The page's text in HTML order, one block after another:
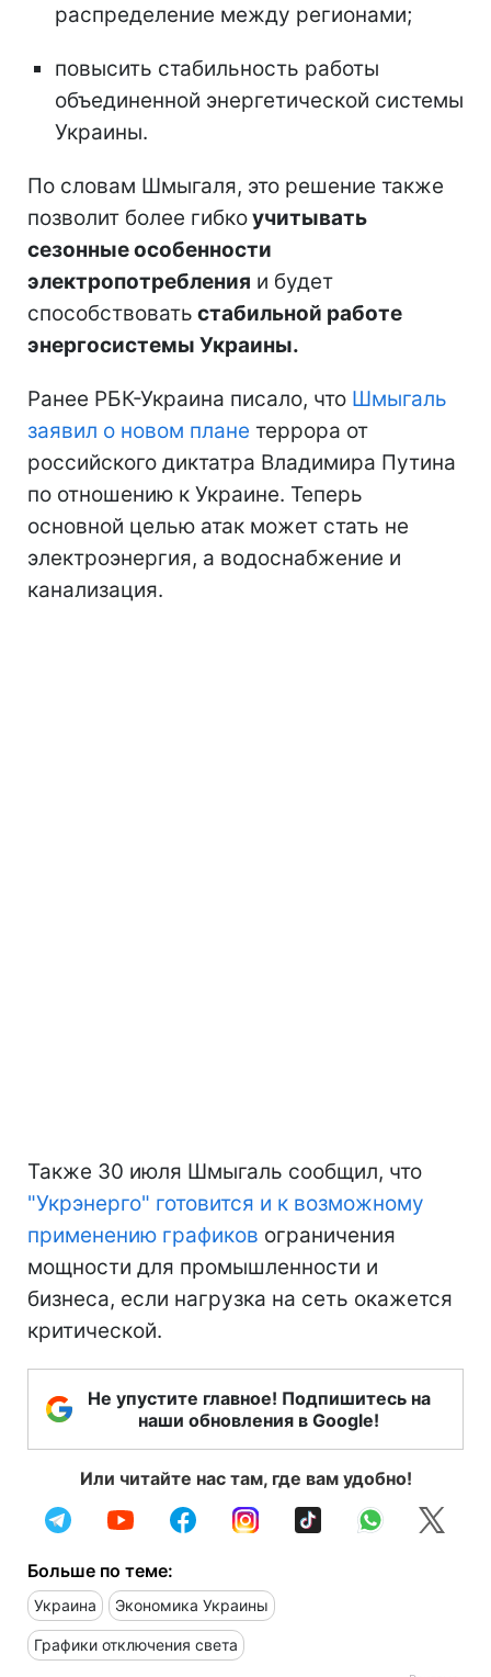
распределение между регионами;
повысить стабильность работы
объединенной энергетической системы
Украины.
По словам Шмыгаля, это решение также
позволит более гибкоучитывать
сезонные особенности
электропотребления и будет
способствовать стабильной работе
энергосистемы Украины.
Ранее РБК-Украина писало, что Шмыгаль
заявил о новом плане террора от
российского диктатра Владимира Путина
по отношению к Украине. Теперь
основной целью атак может стать не
электроэнергия, а водоснабжение и
канализация.
Также 30 июля Шмыгаль сообщил, что
"Укрэнерго" готовится и к возможному
применению графиков ограничения
мощности для промышленности и
бизнеса, если нагрузка на сеть окажется
критической.
Не упустите главное! Подпишитесь на
наши обновления в Google!
Или читайте нас там, где вам удобно!
Больше по теме:
Украина Экономика Украины
Графики отключения света